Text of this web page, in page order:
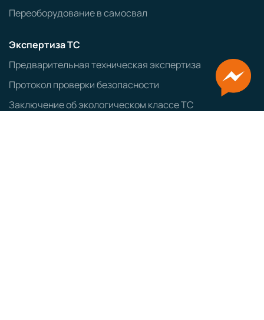
Переоборудование в самосвал
Экспертиза ТС
Предварительная техническая экспертиза
Протокол проверки безопасности
Заключение об экологическом классе ТС